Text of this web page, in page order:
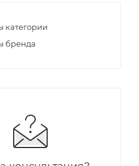
категории
бренда